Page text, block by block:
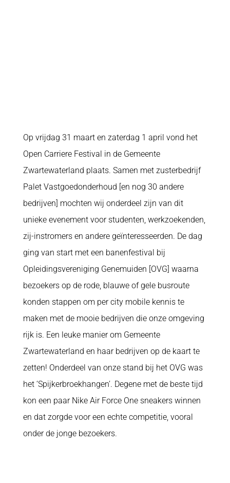
Op vrijdag 31 maart en zaterdag 1 april vond het
Open Carriere Festival in de Gemeente
Zwartewaterland plaats. Samen met zusterbedrijf
Palet Vastgoedonderhoud [en nog 30 andere
bedrijven] mochten wij onderdeel zijn van dit
unieke evenement voor studenten, werkzoekenden,
zij-instromers en andere geïnteresseerden. De dag
ging van start met een banenfestival bij
Opleidingsvereniging Genemuiden [OVG] waarna
bezoekers op de rode, blauwe of gele busroute
konden stappen om per city mobile kennis te
maken met de mooie bedrijven die onze omgeving
rijk is. Een leuke manier om Gemeente
Zwartewaterland en haar bedrijven op de kaart te
zetten! Onderdeel van onze stand bij het OVG was
het ‘Spijkerbroekhangen’. Degene met de beste tijd
kon een paar Nike Air Force One sneakers winnen
en dat zorgde voor een echte competitie, vooral
onder de jonge bezoekers.